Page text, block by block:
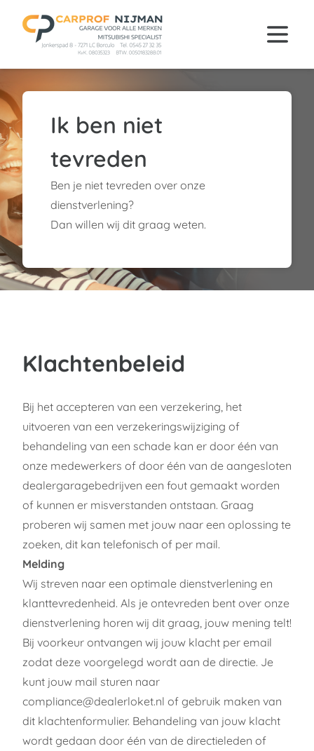
Ik ben niet
tevreden
Ben je niet tevreden over onze
dienstverlening?
Dan willen wij dit graag weten.
Klachtenbeleid
Bij het accepteren van een verzekering, het
uitvoeren van een verzekeringswijziging of
behandeling van een schade kan er door één van
onze medewerkers of door één van de aangesloten
dealergaragebedrijven een fout gemaakt worden
of kunnen er misverstanden ontstaan. Graag
proberen wij samen met jouw naar een oplossing te
zoeken, dit kan telefonisch of per mail.
Melding
Wij streven naar een optimale dienstverlening en
klanttevredenheid. Als je ontevreden bent over onze
dienstverlening horen wij dit graag, jouw mening telt!
Bij voorkeur ontvangen wij jouw klacht per email
zodat deze voorgelegd wordt aan de directie. Je
kunt jouw mail sturen naar
compliance@dealerloket.nl of gebruik maken van
dit klachtenformulier. Behandeling van jouw klacht
wordt gedaan door één van de directieleden of